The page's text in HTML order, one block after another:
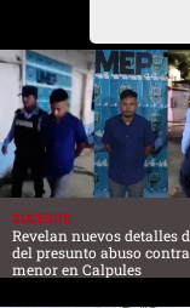
SUCESOS
Revelan nuevos detalles
del presunto abuso
menor en Calpules